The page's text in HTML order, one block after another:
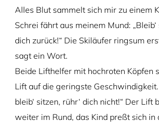
Alles Blut sammelt sich mir zu einem
Schrei fährt aus meinem Mund: „Bleib‘
dich zurück!“ Die Skiläufer ringsum
sagt ein Wort.
Beide Lifthelfer mit hochroten Köpfen
Lift auf die geringste Geschwindigkeit.
bleib‘ sitzen, rühr‘ dich nicht!“ Der Lift
weiter im Rund, das Kind preßt sich in